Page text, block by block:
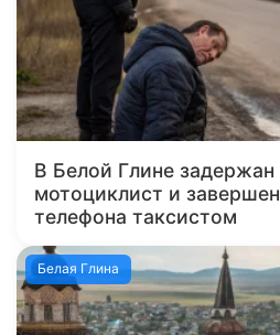
В Белой Глине задержан
мотоциклист и
телефона таксистом
Белая Глина